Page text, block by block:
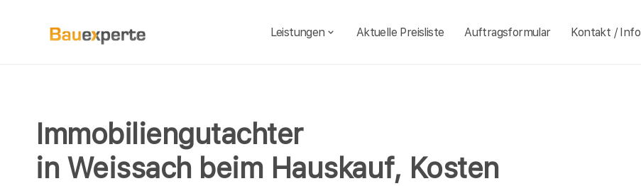
Leistungen Aktuelle Preisliste Auftragsformular Kontakt / Info
Immobiliengutachter
in Weissach beim Hauskauf, Kosten